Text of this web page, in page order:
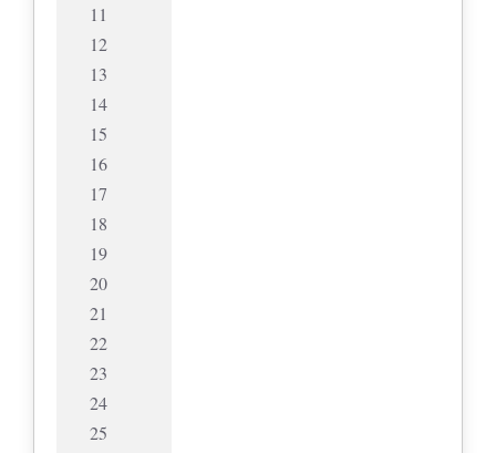
11
12
13
14
15
16
17
18
19
20
21
22
23
24
25